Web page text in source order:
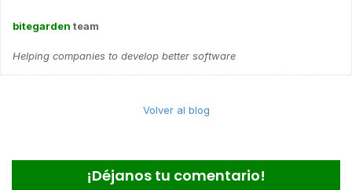
bitegarden team
Helping companies to develop better software
Volver al blog
¡Déjanos tu comentario!